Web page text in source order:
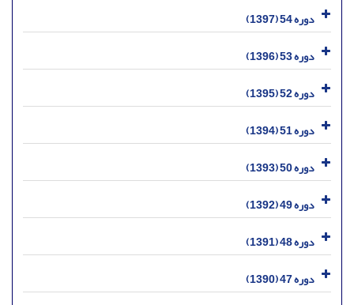
دوره 54 (1397)
دوره 53 (1396)
دوره 52 (1395)
دوره 51 (1394)
دوره 50 (1393)
دوره 49 (1392)
دوره 48 (1391)
دوره 47 (1390)